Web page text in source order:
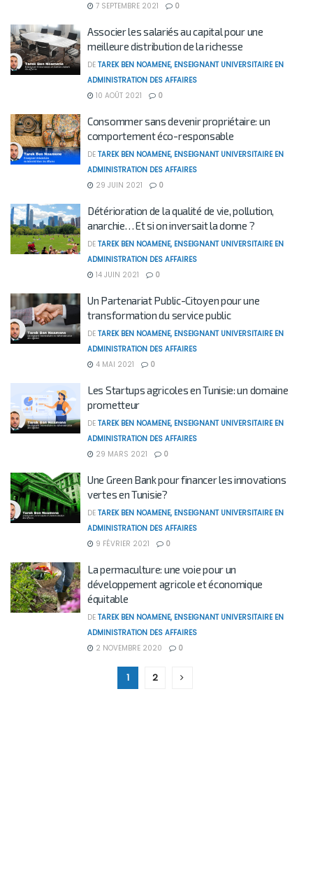
7 SEPTEMBRE 2021
0
Associer les salariés au capital pour une
meilleure distribution de la richesse
DE TAREK BEN NOAMENE, ENSEIGNANT UNIVERSITAIRE EN
ADMINISTRATION DES AFFAIRES
10 AOÛT 2021
0
Consommer sans devenir propriétaire: un
comportement éco-responsable
DE TAREK BEN NOAMENE, ENSEIGNANT UNIVERSITAIRE EN
ADMINISTRATION DES AFFAIRES
29 JUIN 2021
0
Détérioration de la qualité de vie, pollution,
anarchie… Et si on inversait la donne ?
DE TAREK BEN NOAMENE, ENSEIGNANT UNIVERSITAIRE EN
ADMINISTRATION DES AFFAIRES
14 JUIN 2021
0
Un Partenariat Public-Citoyen pour une
transformation du service public
DE TAREK BEN NOAMENE, ENSEIGNANT UNIVERSITAIRE EN
ADMINISTRATION DES AFFAIRES
4 MAI 2021
0
Les Startups agricoles en Tunisie: un domaine
prometteur
DE TAREK BEN NOAMENE, ENSEIGNANT UNIVERSITAIRE EN
ADMINISTRATION DES AFFAIRES
29 MARS 2021
0
Une Green Bank pour financer les innovations
vertes en Tunisie?
DE TAREK BEN NOAMENE, ENSEIGNANT UNIVERSITAIRE EN
ADMINISTRATION DES AFFAIRES
9 FÉVRIER 2021
0
La permaculture: une voie pour un
développement agricole et économique
équitable
DE TAREK BEN NOAMENE, ENSEIGNANT UNIVERSITAIRE EN
ADMINISTRATION DES AFFAIRES
2 NOVEMBRE 2020
0
1 2